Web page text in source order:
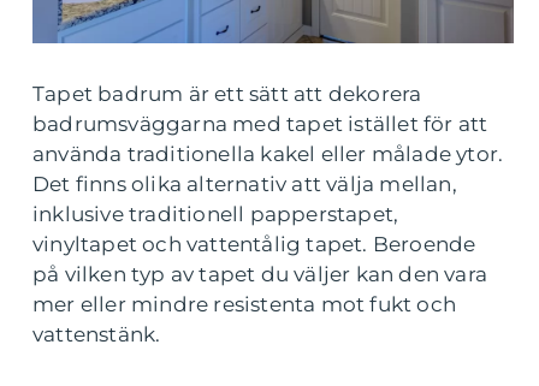
Tapet badrum är ett sätt att dekorera
badrumsväggarna med tapet istället för att
använda traditionella kakel eller målade ytor.
Det finns olika alternativ att välja mellan,
inklusive traditionell papperstapet,
vinyltapet och vattentålig tapet. Beroende
på vilken typ av tapet du väljer kan den vara
mer eller mindre resistenta mot fukt och
vattenstänk.